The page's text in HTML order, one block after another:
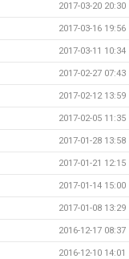
2017-03-20 20:30
2017-03-16 19:56
2017-03-11 10:34
2017-02-27 07:43
2017-02-12 13:59
2017-02-05 11:35
2017-01-28 13:58
2017-01-21 12:15
2017-01-14 15:00
2017-01-08 13:29
2016-12-17 08:37
2016-12-10 14:01